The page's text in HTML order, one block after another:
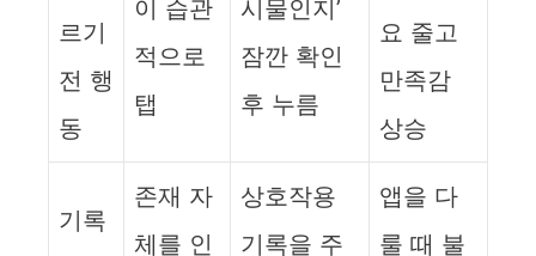
르기
전 행
동
이 습관
적으로
탭
시물인지’
잠깐 확인
후 누름
요 줄고
만족감
상승
기록
존재 자
체를 인
상호작용
기록을 주
앱을 다
룰 때 불